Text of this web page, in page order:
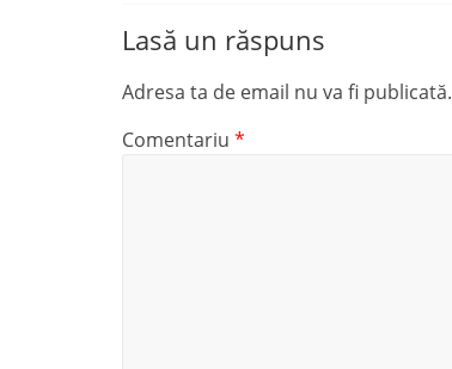
Lasă un răspuns
Adresa ta de email nu va fi publicată.
Comentariu *